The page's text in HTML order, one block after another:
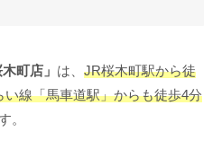
町店」 は、 JR桜木町駅から徒
い線「馬車道駅」からも徒歩4分
。